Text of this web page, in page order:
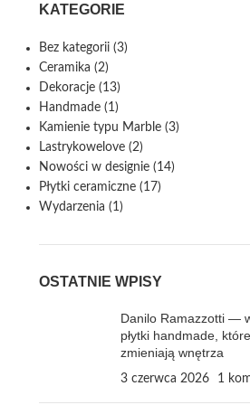
KATEGORIE
Bez kategorii(3)
Ceramika (2)
Dekoracje(13)
Handmade(1)
Kamienie typu Marble(3)
Lastrykowelove(2)
Nowości w designie(14)
Płytki ceramiczne(17)
Wydarzenia (1)
OSTATNIE WPISY
Danilo Ramazzotti —
płytki handmade, które
zmieniają wnętrza
3 czerwca 2026 1